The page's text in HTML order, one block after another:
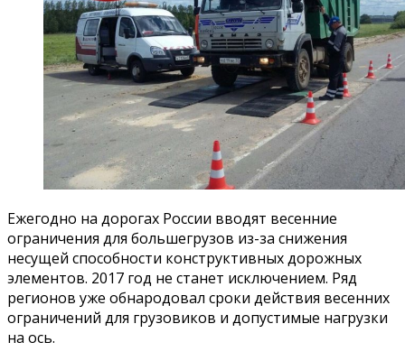
Ежегодно на дорогах России вводят весенние
ограничения для большегрузов из-за снижения
несущей способности конструктивных дорожных
элементов. 2017 год не станет исключением. Ряд
регионов уже обнародовал сроки действия весенних
ограничений для грузовиков и допустимые нагрузки
на ось.